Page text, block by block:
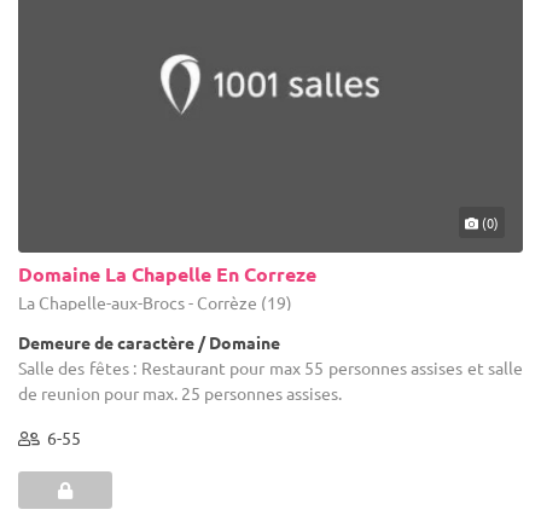
(0)
Domaine La Chapelle En Correze
La Chapelle-aux-Brocs - Corrèze (19)
Demeure de caractère / Domaine
Salle des fêtes : Restaurant pour max 55 personnes assises et salle
de reunion pour max. 25 personnes assises.
6-55